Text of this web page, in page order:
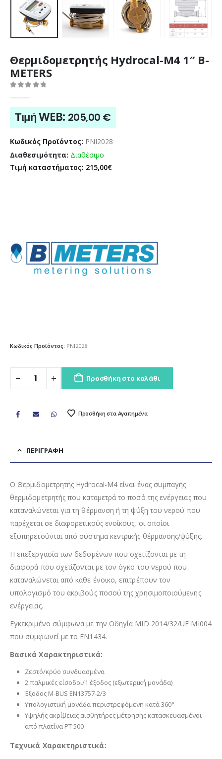
Θερμιδομετρητής Hydrocal-M4 1″ B-
METERS
Τιμή WEB: 205,00 €
Κωδικός Προϊόντος: PNI2028
Διαθεσιμότητα: Διαθέσιμο
Τιμή καταστήματος: 215,00€
Κωδικός Προϊόντος: PNI2028
Προσθήκη στο καλάθι
Προσθήκη στα Αγαπημένα
ΠΕΡΙΓΡΑΦΉ
Ο Θερμιδομετρητής Hydrocal-M4 είναι ένας συμπαγής
θερμιδομετρητής που καταμετρά το ποσό της ενέργειας που
καταναλώνεται για τη θέρμανση ή τη ψύξη του νερού που
παρέχεται σε διαφορετικούς ενοίκους, οι οποίοι
εξυπηρετούνται από σύστημα κεντρικής θέρμανσης/ψύξης.
Η επεξεργασία των δεδομένων που σχετίζονται με τη
διαφορά που σχετίζονται με τον όγκο του νερού που
καταναλώνεται από κάθε ένοικο, επιτρέπουν τον
υπολογισμό του ακριβούς ποσού της χρησιμοποιούμενης
ενέργειας.
Εγκεκριμένο σύμφωνα με την Οδηγία MID 2014/32/UE MI004
που συμφωνεί με το EN1434.
Βασικά Χαρακτηριστικά:
Ζεστό/κρύο συνδυασμένα
2 παλμικές είσοδοι/1 έξοδος (εξωτερική μονάδα)
Έξοδος M-BUS EN13757-2/3
Υπολογιστική μονάδα περιστρεφόμενη κατά 360°
Υψηλής ακρίβειας αισθητήρες μέτρησης κατασκευασμένοι
από πλατίνα PT 500
Τεχνικά Χαρακτηριστικά: